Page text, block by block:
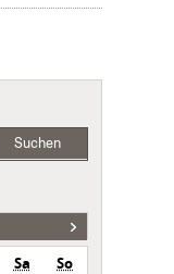
Suchen
Sa
So